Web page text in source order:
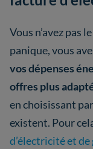
Vous n’avez pas
panique, vous
vos dépenses
offres plus
en choisissant
existent. Pour
d’électricité et de